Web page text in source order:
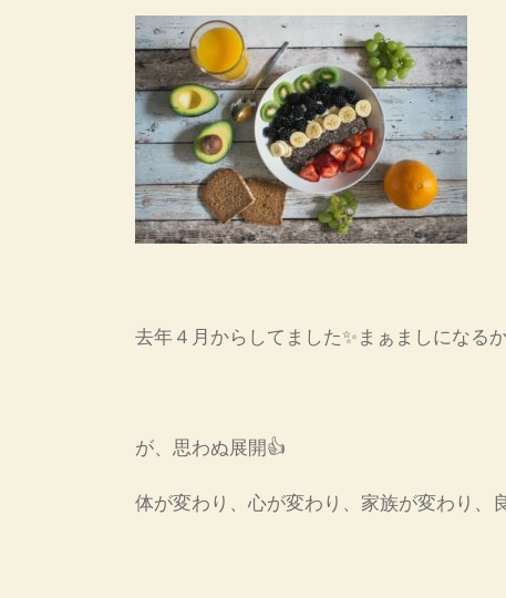
去年４月からしてました✨まぁましになる
が、思わぬ展開👍
体が変わり、心が変わり、家族が変わり